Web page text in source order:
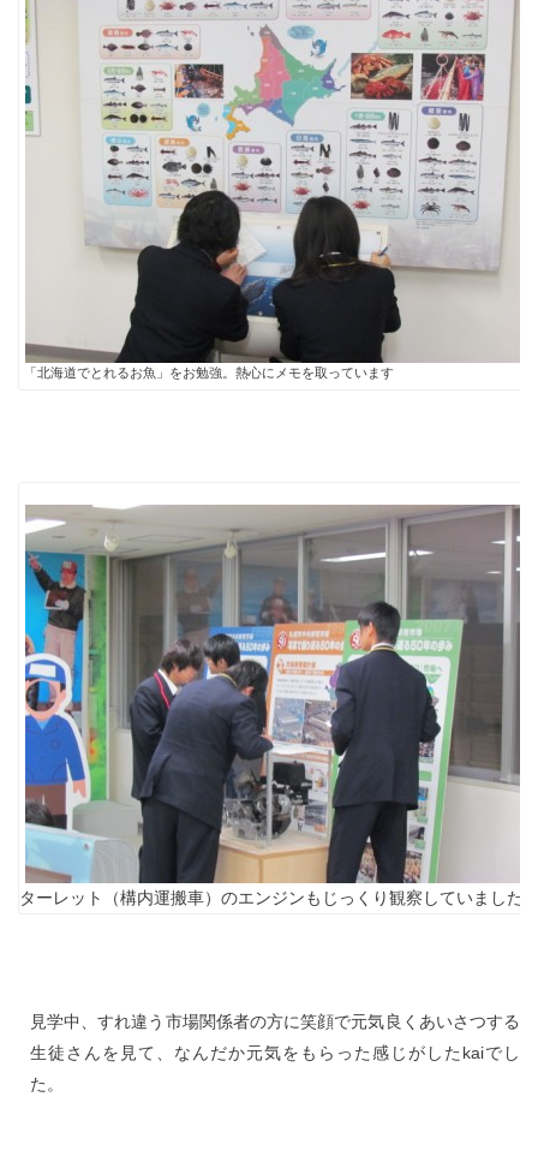
「北海道でとれるお魚」をお勉強。熱心にメモを取っています
ターレット（構内運搬車）のエンジンもじっくり観察していました
見学中、すれ違う市場関係者の方に笑顔で元気良くあいさつする
生徒さんを見て、なんだか元気をもらった感じがしたkaiでし
た。